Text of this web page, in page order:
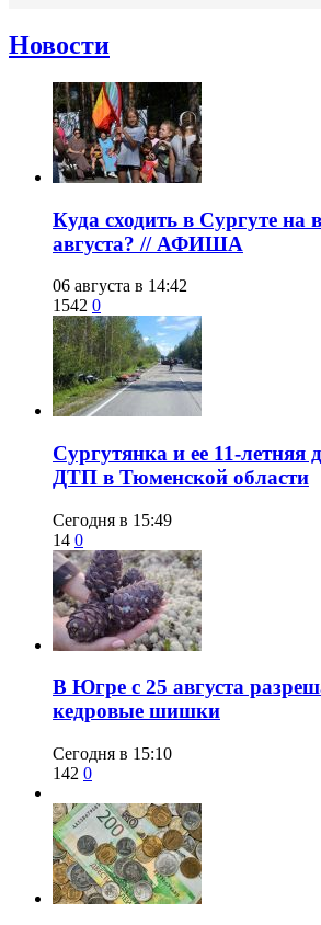
Новости
​Куда сходить в Сургуте на
августа? // АФИША
06 августа в 14:42
1542 0
Сургутянка и ее 11-летняя
ДТП в Тюменской области
Сегодня в 15:49
14 0
​В Югре с 25 августа
кедровые шишки
Сегодня в 15:10
142 0